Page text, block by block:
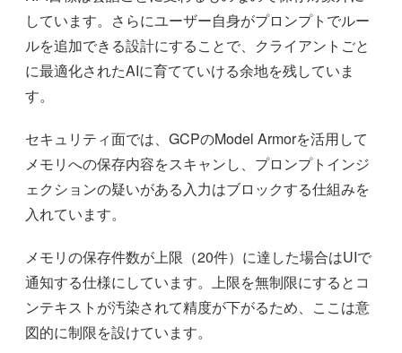
しています。さらにユーザー自身がプロンプトでルー
ルを追加できる設計にすることで、クライアントごと
に最適化されたAIに育てていける余地を残していま
す。
セキュリティ面では、GCPのModel Armorを活用して
メモリへの保存内容をスキャンし、プロンプトインジ
ェクションの疑いがある入力はブロックする仕組みを
入れています。
メモリの保存件数が上限（20件）に達した場合はUIで
通知する仕様にしています。上限を無制限にするとコ
ンテキストが汚染されて精度が下がるため、ここは意
図的に制限を設けています。